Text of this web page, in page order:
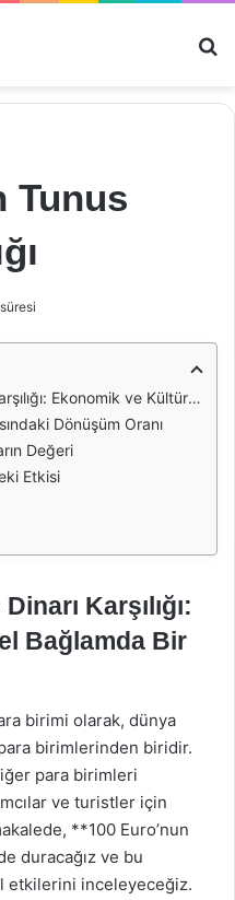
Tunus
ve Kültürel Bağlamda Bir İnceleme
Dönüşüm Oranı
Değeri
Etkisi
Karşılığı:
Bağlamda Bir
birimi olarak, dünya
birimlerinden biridir.
para birimleri
ve turistler için
**100 Euro’nun
duracağız ve bu
etkilerini inceleyeceğiz.